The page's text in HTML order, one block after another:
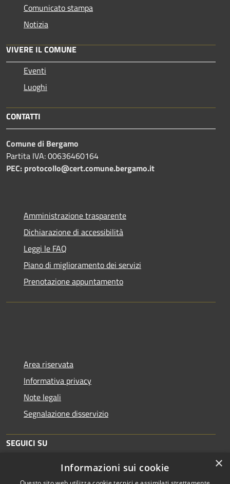
Comunicato stampa
Notizia
VIVERE IL COMUNE
Eventi
Luoghi
CONTATTI
Comune di Bergamo
Partita IVA: 00636460164
PEC: protocollo@cert.comune.bergamo.it
Amministrazione trasparente
Dichiarazione di accessibilità
Leggi le FAQ
Piano di miglioramento dei servizi
Prenotazione appuntamento
Area riservata
Informativa privacy
Note legali
Segnalazione disservizio
SEGUICI SU
TwitterYoutubeInstagramTelegram ×
Informazioni sui cookie